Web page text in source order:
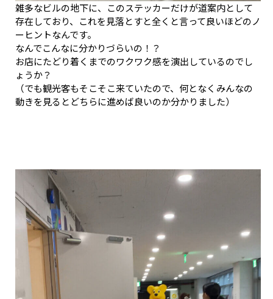
雑多なビルの地下に、このステッカーだけが道案内として
存在しており、これを見落とすと全くと言って良いほどのノ
ーヒントなんです。
なんでこんなに分かりづらいの！？
お店にたどり着くまでのワクワク感を演出しているのでし
ょうか？
（でも観光客もそこそこ来ていたので、何となくみんなの
動きを見るとどちらに進めば良いのか分かりました）